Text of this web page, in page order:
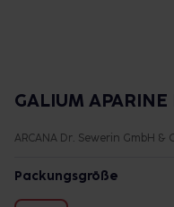
GALIUM
ARCANA Dr. Sewerin GmbH &
Packungsgröße